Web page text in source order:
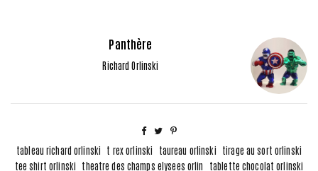
Panthère
Richard Orlinski
tableau richard orlinski t rex orlinski taureau orlinski tirage au sort orlinski
tee shirt orlinski theatre des champs elysees orlin
tablette chocolat orlinski